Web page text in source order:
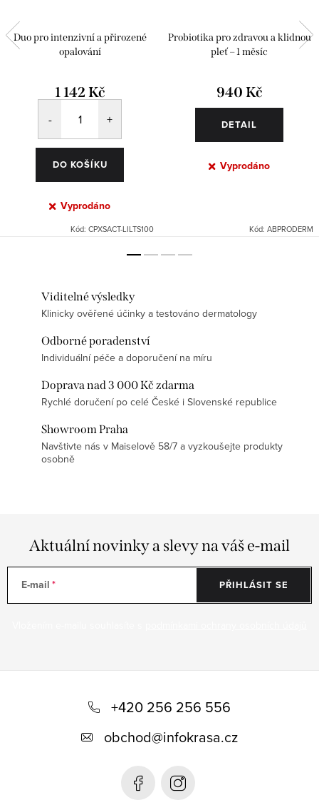
Duo pro intenzivní a přirozené
opalování
1 142 Kč
DO KOŠÍKU
Vyprodáno
Kód: CPXSACT-LILTS100
Probiotika pro zdravou a klidnou
pleť – 1 měsíc
940 Kč
DETAIL
Vyprodáno
Kód: ABPRODERM
Viditelné výsledky
Klinicky ověřené účinky a testováno dermatology
Odborné poradenství
Individuální péče a doporučení na míru
Doprava nad 3 000 Kč zdarma
Rychlé doručení po celé České i Slovenské republice
Showroom Praha
Navštivte nás v Maiselově 58/7 a vyzkoušejte produkty
osobně
Aktuální novinky a slevy na váš e-mail
E-mail PŘIHLÁSIT SE
+420 256 256 556
obchod@infokrasa.cz